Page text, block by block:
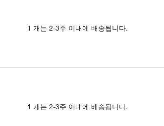
1 개는 2-3주 이내에 배송됩니다.
1 개는 2-3주 이내에 배송됩니다.